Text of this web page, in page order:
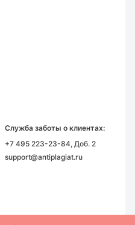
Служба заботы о клиентах:
+7 495 223-23-84, Доб. 2
support@antiplagiat.ru